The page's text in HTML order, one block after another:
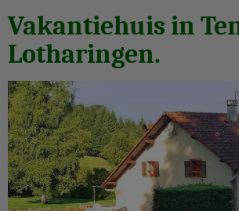
Vakantiehuis in
Lotharingen.